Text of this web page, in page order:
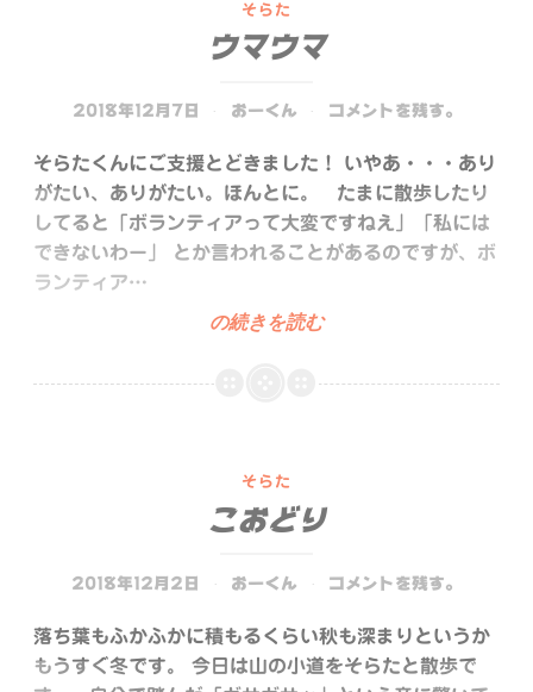
い、
ら
し
ゃ
い。
そらた
ウマウマ
2018年12月7日 おーくん コメントを残す。
そらたくんにご支援とどきました！ いやあ・・・あり
がたい、ありがたい。ほんとに。 たまに散歩したり
してると「ボランティアって大変ですねえ」「私には
できないわー」 とか言われることがあるのですが、ボ
ランティア…
ウ
ウ
の続きを読む
そらた
こおどり
2018年12月2日 おーくん コメントを残す。
落ち葉もふかふかに積もるくらい秋も深まりというか
もうすぐ冬です。 今日は山の小道をそらたと散歩で